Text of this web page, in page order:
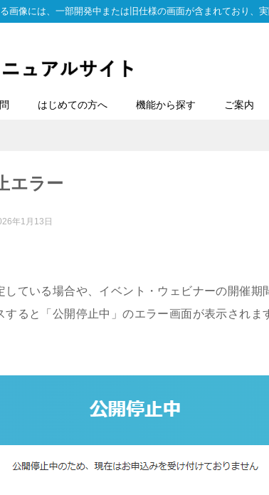
画像には、一部開発中または旧仕様の画面が含まれており、
はじめての方へ 機能から探す ご案内
エラー
年1月13日
している場合や、イベント・ウェビナーの開催期
ると「公開停止中」のエラー画面が表示されま